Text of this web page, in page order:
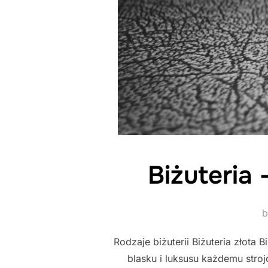
Biżuteria
Rodzaje biżuterii Biżuteria złota
blasku i luksusu każdemu